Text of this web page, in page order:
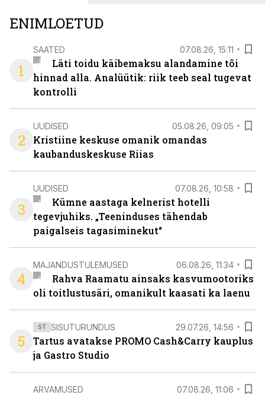
ENIMLOETUD
1
SAATED 07.08.26, 15:11
Läti toidu käibemaksu alandamine tõi
hinnad alla. Analüütik: riik teeb seal tugevat
kontrolli
2
UUDISED 05.08.26, 09:05
Kristiine keskuse omanik omandas
kaubanduskeskuse Riias
3
UUDISED 07.08.26, 10:58
Kümne aastaga kelnerist hotelli
tegevjuhiks. „Teeninduses tähendab
paigalseis tagasiminekut“
4
MAJANDUSTULEMUSED 06.08.26, 11:34
Rahva Raamatu ainsaks kasvumootoriks
oli toitlustusäri, omanikult kaasati ka laenu
5
ST SISUTURUNDUS 29.07.26, 14:56
Tartus avatakse PROMO Cash&Carry kauplus
ja Gastro Studio
ARVAMUSED 07.08.26, 11:06